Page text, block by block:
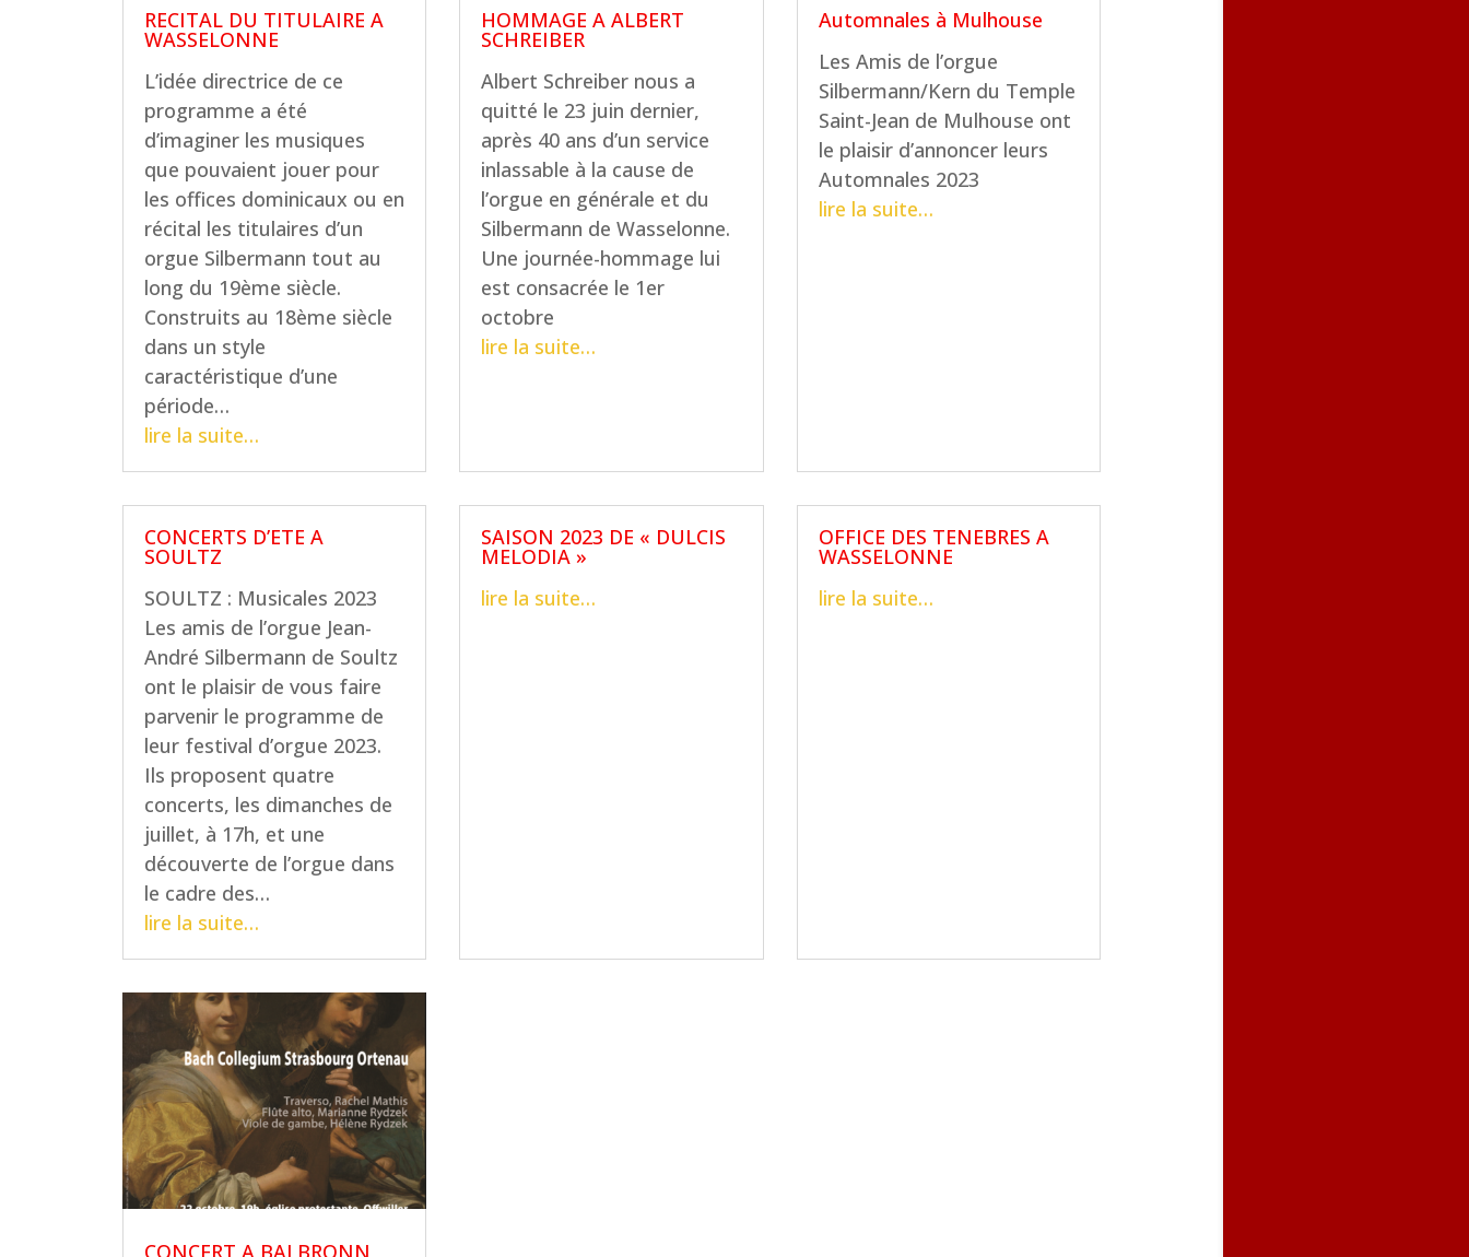
RECITAL DU TITULAIRE A
WASSELONNE
L’idée directrice de ce
programme a été
d’imaginer les musiques
que pouvaient jouer pour
les offices dominicaux ou en
récital les titulaires d’un
orgue Silbermann tout au
long du 19ème siècle.
Construits au 18ème siècle
dans un style
caractéristique d’une
période…
lire la suite…
HOMMAGE A ALBERT
SCHREIBER
Albert Schreiber nous a
quitté le 23 juin dernier,
après 40 ans d’un service
inlassable à la cause de
l’orgue en générale et du
Silbermann de Wasselonne.
Une journée-hommage lui
est consacrée le 1er
octobre
lire la suite…
Automnales à Mulhouse
Les Amis de l’orgue
Silbermann/Kern du Temple
Saint-Jean de Mulhouse ont
le plaisir d’annoncer leurs
Automnales 2023
lire la suite…
CONCERTS D’ETE A
SOULTZ
SOULTZ : Musicales 2023
Les amis de l’orgue Jean-
André Silbermann de Soultz
ont le plaisir de vous faire
parvenir le programme de
leur festival d’orgue 2023.
Ils proposent quatre
concerts, les dimanches de
juillet, à 17h, et une
découverte de l’orgue dans
le cadre des…
lire la suite…
SAISON 2023 DE « DULCIS
MELODIA »
lire la suite…
OFFICE DES TENEBRES A
WASSELONNE
lire la suite…
CONCERT A BALBRONN